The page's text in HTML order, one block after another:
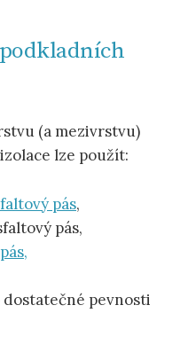
(a mezivrstvu)
lze použít:
pás,
pás,
dostatečné pevnosti